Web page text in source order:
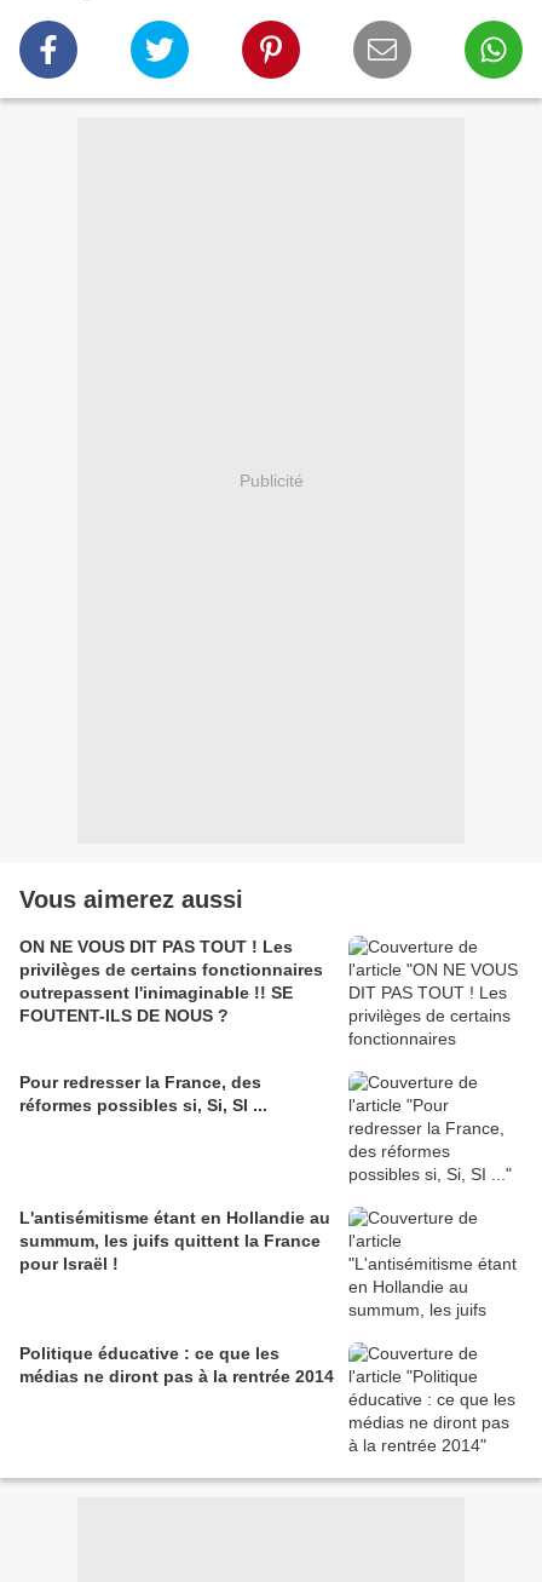
Publicité
Vous aimerez aussi
ON NE VOUS DIT PAS TOUT ! Les
privilèges de certains fonctionnaires
outrepassent l'inimaginable !! SE
FOUTENT-ILS DE NOUS ?
Pour redresser la France, des
réformes possibles si, Si, SI ...
L'antisémitisme étant en Hollandie au
summum, les juifs quittent la France
pour Israël !
Politique éducative : ce que les
médias ne diront pas à la rentrée 2014